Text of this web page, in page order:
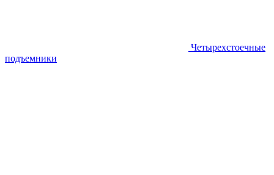
Четырехстоечные
подъемники